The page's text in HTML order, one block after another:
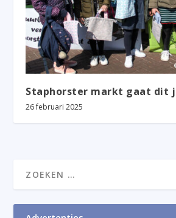
Staphorster markt gaat dit
26 februari 2025